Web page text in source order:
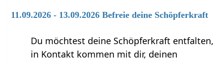
11.09.2026 - 13.09.2026 Befreie deine Schöpferkraft
Du möchtest deine Schöpferkraft entfalten,
in Kontakt kommen mit dir, deinen